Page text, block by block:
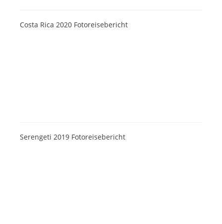
Costa Rica 2020 Fotoreisebericht
Serengeti 2019 Fotoreisebericht